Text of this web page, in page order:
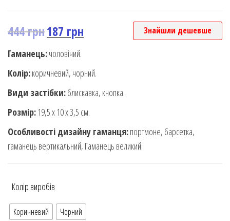
444грн187 грн Знайшли дешевше
Гаманець:чоловічий.
Колір:коричневий, чорний.
Види застібки:блискавка, кнопка.
Розмір: 19,5 х 10 х 3,5 см.
Особливості дизайну гаманця:портмоне, барсетка,
гаманець вертикальний, Гаманець великий.
Колір виробів
Коричневий Чорний